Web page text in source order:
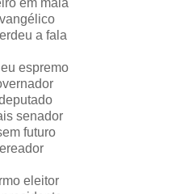
a fala
espremo
senador
futuro
eleitor